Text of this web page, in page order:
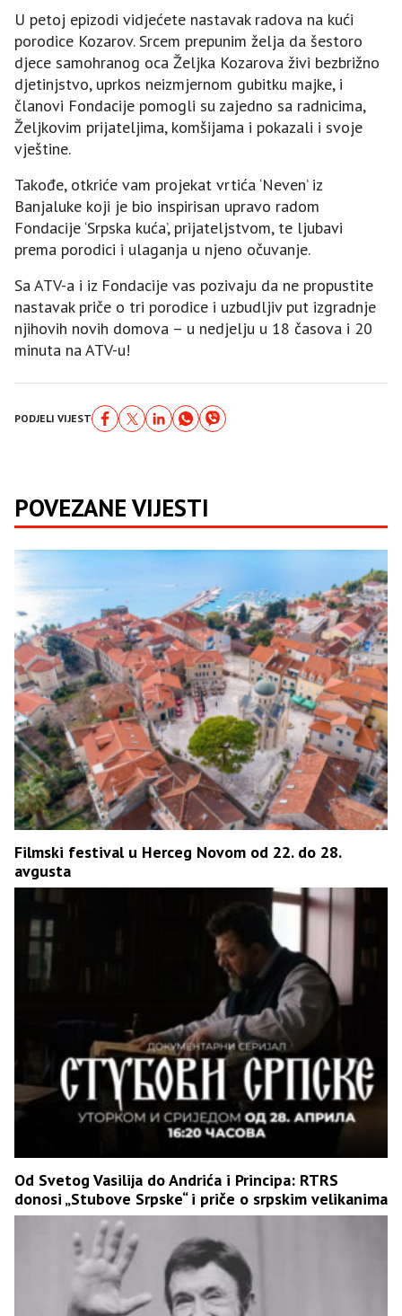
U petoj epizodi vidjećete nastavak radova na kući
porodice Kozarov. Srcem prepunim želja da šestoro
djece samohranog oca Željka Kozarova živi bezbrižno
djetinjstvo, uprkos neizmjernom gubitku majke, i
članovi Fondacije pomogli su zajedno sa radnicima,
Željkovim prijateljima, komšijama i pokazali i svoje
vještine.
Takođe, otkriće vam projekat vrtića ‘Neven’ iz
Banjaluke koji je bio inspirisan upravo radom
Fondacije ‘Srpska kuća’, prijateljstvom, te ljubavi
prema porodici i ulaganja u njeno očuvanje.
Sa ATV-a i iz Fondacije vas pozivaju da ne propustite
nastavak priče o tri porodice i uzbudljiv put izgradnje
njihovih novih domova – u nedjelju u 18 časova i 20
minuta na ATV-u!
PODJELI VIJEST
POVEZANE VIJESTI
Filmski festival u Herceg Novom od 22. do 28.
avgusta
Od Svetog Vasilija do Andrića i Principa: RTRS
donosi „Stubove Srpske“ i priče o srpskim velikanima